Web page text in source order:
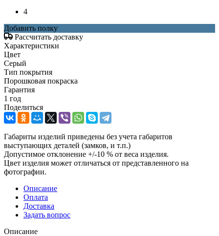
4
Добавить полку
Рассчитать доставку
Характеристики
Цвет
Серый
Тип покрытия
Порошковая покраска
Гарантия
1 год
Поделиться
Габариты изделий приведены без учета габаритов
выступающих деталей (замков, и т.п.)
Допустимое отклонение +/-10 % от веса изделия.
Цвет изделия может отличаться от представленного на
фотографии.
Описание
Оплата
Доставка
Задать вопрос
Описание